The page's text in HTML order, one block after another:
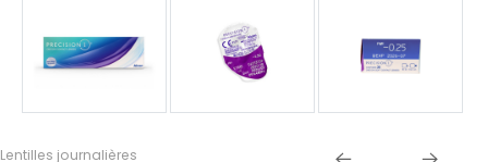
Lentilles journalières